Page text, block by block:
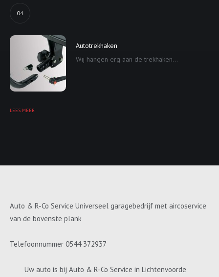
04
Autotrekhaken
Wij hangen erg aan de trekhaken...
LEES MEER
Auto & R-Co Service Universeel garagebedrijf met aircoservice
van de bovenste plank
Telefoonnummer 0544 372937
Uw auto is bij Auto & R-Co Service in Lichtenvoorde